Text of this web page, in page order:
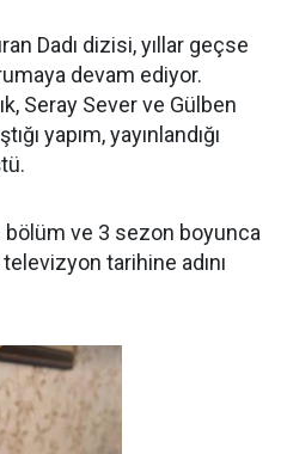
Dadı dizisi, yıllar geçse
devam ediyor.
Seray Sever ve Gülben
yapım, yayınlandığı
ve 3 sezon boyunca
tarihine adını